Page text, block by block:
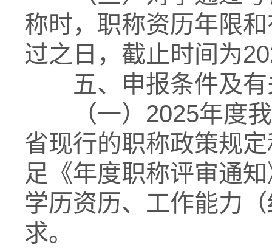
称时，职称资历年限
过之日，截止时间为
五、申报条件及有
（一）2025年度我
省现行的职称政策规
足《年度职称评审通
学历资历、工作能力
求。